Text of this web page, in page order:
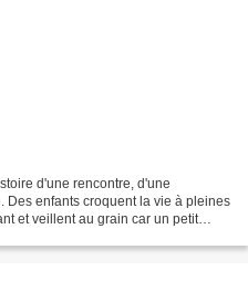
d'une rencontre, d'une
Des enfants croquent la vie à pleines
et veillent au grain car un petit